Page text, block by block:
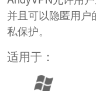
并且可以隐匿用
私保护。
适用于：